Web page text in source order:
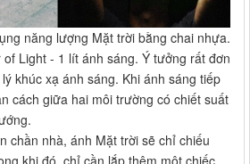
năng lượng Mặt trời bằng chai nhựa.
Light - 1 lít ánh sáng. Ý tưởng rất đơn
khúc xạ ánh sáng. Khi ánh sáng tiếp
cách giữa hai môi trường có chiết suất
chần nhà, ánh Mặt trời sẽ chỉ chiếu